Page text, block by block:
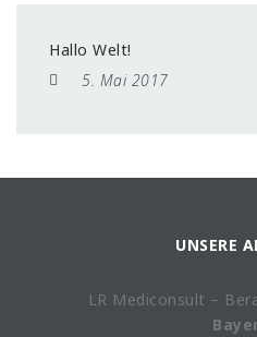
Hallo Welt!
5. Mai 2017
UNSERE
LR Mediconsult –